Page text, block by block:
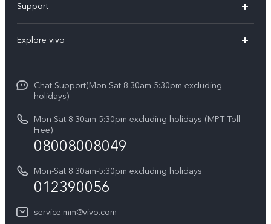
V30e
V29 5G
V27e
Y18
Y100 4G
Y03
Y27s
Y36
Support
Service Center
Funtouch OS
System Update
Query of Spare Parts Price
IMEI Authentication
Appointment service
Explore vivo
Press
Legal Notice
About Us
Sustainability
Chat Support(Mon-Sat 8:30am-5:30pm excluding
holidays)
Mon-Sat 8:30am-5:30pm excluding holidays (MPT Toll
Free)
08008008049
Mon-Sat 8:30am-5:30pm excluding holidays
012390056
service.mm@vivo.com